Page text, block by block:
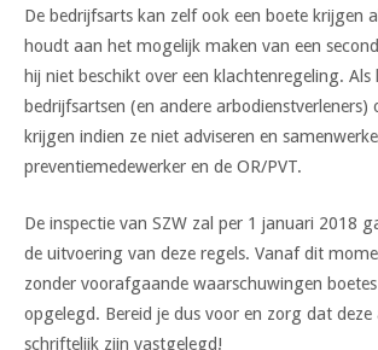
De bedrijfsarts kan zelf ook een boete krijgen
houdt aan het mogelijk maken van een
hij niet beschikt over een klachtenregeling. Als
bedrijfsartsen (en andere arbodienstverleners)
krijgen indien ze niet adviseren en
preventiemedewerker en de OR/PVT.
De inspectie van SZW zal per 1 januari 2018
de uitvoering van deze regels. Vanaf dit
zonder voorafgaande waarschuwingen
opgelegd. Bereid je dus voor en zorg dat deze
schriftelijk zijn vastgelegd!